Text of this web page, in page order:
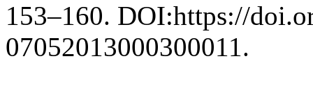
153–160. DOI:https://
07052013000300011.